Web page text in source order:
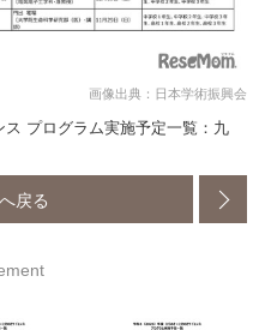
画像出典：日本学術振興会
プログラム実施予定一覧：九
戻る